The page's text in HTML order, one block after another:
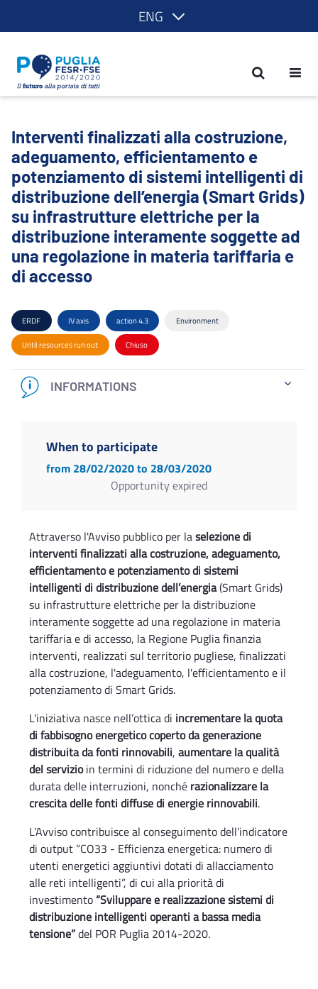
ENG
Interventi finalizzati alla costruzione,
Interventi finalizzati alla costruzione,
adeguamento, efficientamento e
potenziamento di sistemi intelligenti di
distribuzione dell’energia (Smart Grids)
su infrastrutture elettriche per la
distribuzione interamente soggette ad
una regolazione in materia tariffaria e
di accesso
ERDF IV axis action 4.3 Environment
Until resources run out Chiuso
INFORMATIONS
When to participate
from 28/02/2020to 28/03/2020
Opportunity expired
Attraverso l'Avviso pubblico per laselezione di
interventi finalizzati alla costruzione, adeguamento,
efficientamento e potenziamento di sistemi
intelligenti di distribuzione dell’energia(Smart Grids)
su infrastrutture elettriche per la distribuzione
interamente soggette ad una regolazione in materia
tariffaria e di accesso, la Regione Puglia finanzia
interventi, realizzati sul territorio pugliese, finalizzati
alla costruzione, l'adeguamento, l'efficientamento e il
potenziamento di Smart Grids.
L'iniziativa nasce nell’ottica di incrementare la quota
di fabbisogno energetico coperto da generazione
distribuita da fonti rinnovabili, aumentare la qualità
del servizioin termini di riduzione del numero e della
durata delle interruzioni, nonché razionalizzare la
crescita delle fonti diffuse di energie rinnovabili.
L’Avviso contribuisce al conseguimento dell’indicatore
di output “CO33 - Efficienza energetica: numero di
utenti energetici aggiuntivi dotati di allacciamento
alle reti intelligenti”, di cui alla priorità di
investimento “Sviluppare e realizzazione sistemi di
distribuzione intelligenti operanti a bassa media
tensione”del POR Puglia 2014-2020.